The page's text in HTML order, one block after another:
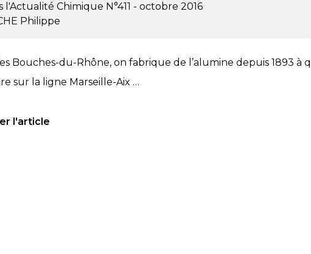
l'Actualité Chimique N°411 - octobre 2016
Philippe
Bouches-du-Rhône, on fabrique de l’alumine depuis 1893 à
sur la ligne Marseille-Aix …
l'article